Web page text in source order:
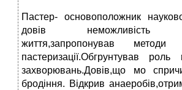
Пастер- основоположник
довів неможливість
життя,запропонував методи
пастеризації.Обгрунтував
захворювань.Довів,що мо
бродіння. Відкрив